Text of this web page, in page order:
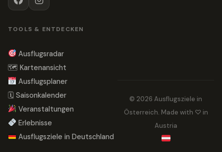
TOOLS & ENTDECKEN
Ausflugsradar
🗺 Kartenansicht
Ausflugsplaner
🗓 Saisonkalender
Veranstaltungen
Erlebnisse
Ausflugsziele in Deutschland
© 2026 Ausflugsziele in
Österreich. Made with ♡ in
Austria